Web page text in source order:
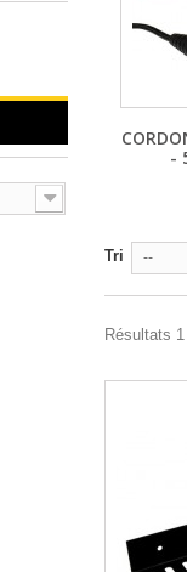
-
Tri --
Résultats